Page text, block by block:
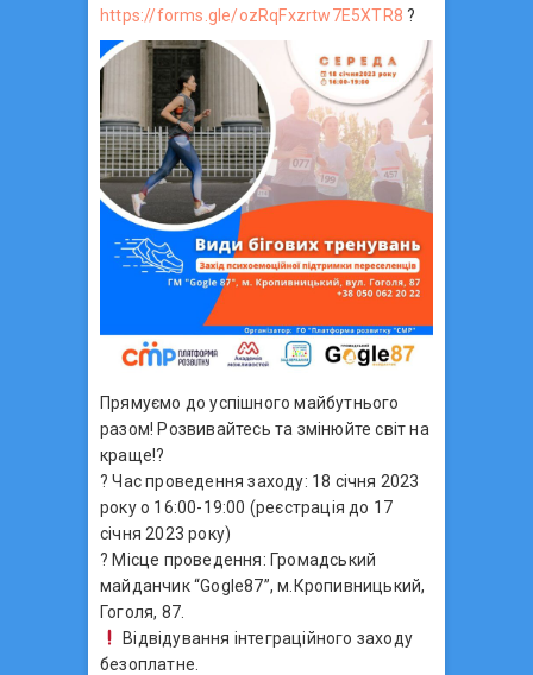
https://forms.gle/ozRqFxzrtw7E5XTR8 ?
Прямуємо до успішного майбутнього
разом! Розвивайтесь та змінюйте світ на
краще!?
? Час проведення заходу: 18 січня 2023
року о 16:00-19:00 (реєстрація до 17
січня 2023 року)
? Місце проведення: Громадський
майданчик “Gogle87”, м.Кропивницький,
Гоголя, 87.
Відвідування інтеграційного заходу
безоплатне.